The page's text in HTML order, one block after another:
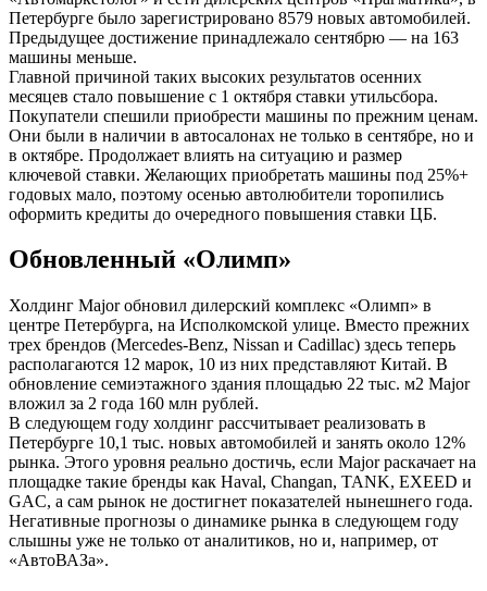
Петербурге было зарегистрировано 8579 новых автомобилей.
Предыдущее достижение принадлежало сентябрю — на 163
машины меньше.
Главной причиной таких высоких результатов осенних
месяцев стало повышение с 1 октября ставки утильсбора.
Покупатели спешили приобрести машины по прежним ценам.
Они были в наличии в автосалонах не только в сентябре, но и
в октябре. Продолжает влиять на ситуацию и размер
ключевой ставки. Желающих приобретать машины под 25%+
годовых мало, поэтому осенью автолюбители торопились
оформить кредиты до очередного повышения ставки ЦБ.
Обновленный «Олимп»
Холдинг Major обновил дилерский комплекс «Олимп» в
центре Петербурга, на Исполкомской улице. Вместо прежних
трех брендов (Mercedes-Benz, Nissan и Cadillac) здесь теперь
располагаются 12 марок, 10 из них представляют Китай. В
обновление семиэтажного здания площадью 22 тыс. м2 Major
вложил за 2 года 160 млн рублей.
В следующем году холдинг рассчитывает реализовать в
Петербурге 10,1 тыс. новых автомобилей и занять около 12%
рынка. Этого уровня реально достичь, если Major раскачает на
площадке такие бренды как Haval, Changan, TANK, EXEED и
GAC, а сам рынок не достигнет показателей нынешнего года.
Негативные прогнозы о динамике рынка в следующем году
слышны уже не только от аналитиков, но и, например, от
«АвтоВАЗа».